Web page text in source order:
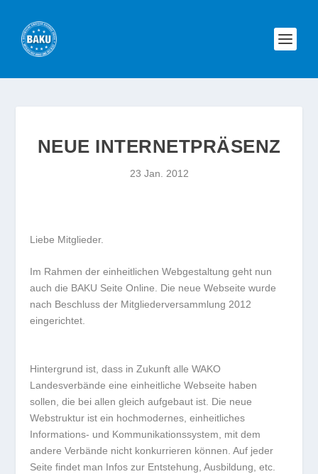
NEUE INTERNETPRÄSENZ
23 Jan. 2012
Liebe Mitglieder.
Im Rahmen der einheitlichen Webgestaltung geht nun
auch die BAKU Seite Online. Die neue Webseite wurde
nach Beschluss der Mitgliederversammlung 2012
eingerichtet.
Hintergrund ist, dass in Zukunft alle WAKO
Landesverbände eine einheitliche Webseite haben
sollen, die bei allen gleich aufgebaut ist. Die neue
Webstruktur ist ein hochmodernes, einheitliches
Informations- und Kommunikationssystem, mit dem
andere Verbände nicht konkurrieren können. Auf jeder
Seite findet man Infos zur Entstehung, Ausbildung, etc.